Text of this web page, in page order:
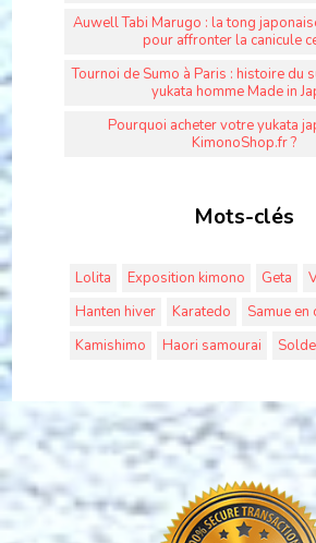
Auwell Tabi Marugo : la tong
pour affronter la canicule
Tournoi de Sumo à Paris : histoire du
yukata homme Made in
Pourquoi acheter votre yukata
KimonoShop.fr ?
Mots-clés
Lolita Exposition kimono Geta
Hanten hiver
Karatedo
Samue en
Kamishimo
Haori samourai